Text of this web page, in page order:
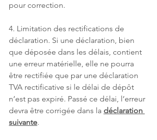
pour correction.
4. Limitation des rectifications de
déclaration. Si une déclaration, bien
que déposée dans les délais, contient
une erreur matérielle, elle ne pourra
être rectifiée que par une déclaration
TVA rectificative si le délai de dépôt
n’est pas expiré. Passé ce délai, l’erreur
devra être corrigée dans la déclaration
suivante.